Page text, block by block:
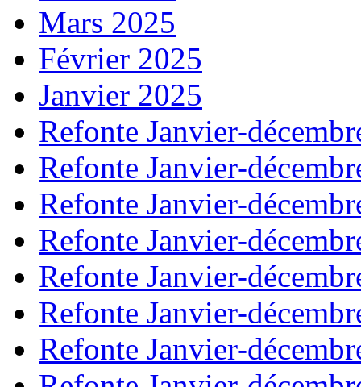
Mars 2025
Février 2025
Janvier 2025
Refonte Janvier-
Refonte Janvier-
Refonte Janvier-
Refonte Janvier-
Refonte Janvier-
Refonte Janvier-
Refonte Janvier-